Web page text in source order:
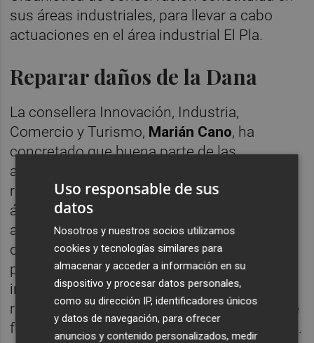
sus áreas industriales, para llevar a cabo
actuaciones en el área industrial El Pla.
Reparar daños de la Dana
La consellera Innovación, Industria,
Comercio y Turismo, Marián Cano, ha
concretado que buena parte de las
actuaciones de mejora se centran en la
reparación de daños ocasionados en las
áreas industriales por la dana, "que ha
afectado de manera especial a la comarca
de l'Horta Sud". Así, las ayudas concedidas
para 2025 y 2026 "permitirán recuperar
infraestructuras deterioradas y reforzar la
resiliencia de los polígonos industriales ante
futuros episodios meteorológicos adversos".
Uso responsable de sus
datos
Nosotros y nuestros socios utilizamos
cookies y tecnologías similares para
almacenar y acceder a información en su
dispositivo y procesar datos personales,
como su dirección IP, identificadores únicos
y datos de navegación, para ofrecer
anuncios y contenido personalizados, medir